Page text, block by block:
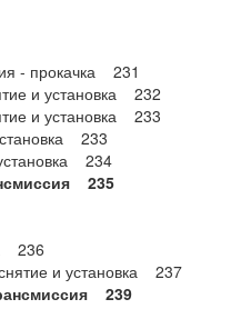
- прокачка 231
и установка 232
и установка 233
233
234
235
236
и установка 237
239